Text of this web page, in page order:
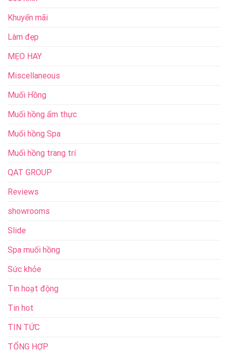
Khuyến mãi
Làm đẹp
MẸO HAY
Miscellaneous
Muối Hồng
Muối hồng ẩm thực
Muối hồng Spa
Muối hồng trang trí
QAT GROUP
Reviews
showrooms
Slide
Spa muối hồng
Sức khỏe
Tin hoạt động
Tin hot
TIN TỨC
TỔNG HỢP